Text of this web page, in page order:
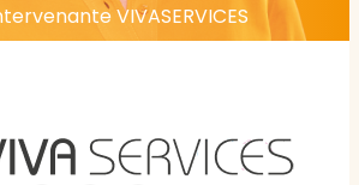
VIVASERVICES